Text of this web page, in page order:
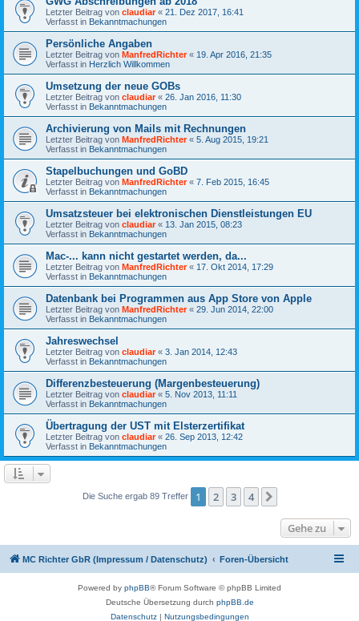
Letzter Beitrag von claudiar« 21. Dez 2017, 16:41
Verfasst in Bekanntmachungen
Persönliche Angaben
Letzter Beitrag von ManfredRichter« 19. Apr 2016, 21:35
Verfasst in Herzlich Willkommen
Umsetzung der neue GOBs
Letzter Beitrag von claudiar« 26. Jan 2016, 11:30
Verfasst in Bekanntmachungen
Archivierung von Mails mit Rechnungen
Letzter Beitrag von ManfredRichter« 5. Aug 2015, 19:21
Verfasst in Bekanntmachungen
Stapelbuchungen und GoBD
Letzter Beitrag von ManfredRichter« 7. Feb 2015, 16:45
Verfasst in Bekanntmachungen
Umsatzsteuer bei elektronischen Dienstleistungen EU
Letzter Beitrag von claudiar« 13. Jan 2015, 08:23
Verfasst in Bekanntmachungen
Mac-... kann nicht gestartet werden, da...
Letzter Beitrag von ManfredRichter« 17. Okt 2014, 17:29
Verfasst in Bekanntmachungen
Datenbank bei Programmen aus App Store von Apple
Letzter Beitrag von ManfredRichter« 29. Jun 2014, 22:00
Verfasst in Bekanntmachungen
Jahreswechsel
Letzter Beitrag von claudiar« 3. Jan 2014, 12:43
Verfasst in Bekanntmachungen
Differenzbesteuerung (Margenbesteuerung)
Letzter Beitrag von claudiar« 5. Nov 2013, 11:11
Verfasst in Bekanntmachungen
Übertragung der UST mit Elsterzertifikat
Letzter Beitrag von claudiar« 26. Sep 2013, 12:42
Verfasst in Bekanntmachungen
Die Suche ergab 89 Treffer 1 2 3 4
Gehe zu
MC Richter GbR (Impressum / Datenschutz) Foren-Übersicht
Powered by phpBB® Forum Software © phpBB Limited
Deutsche Übersetzung durch phpBB.de
Datenschutz| Nutzungsbedingungen